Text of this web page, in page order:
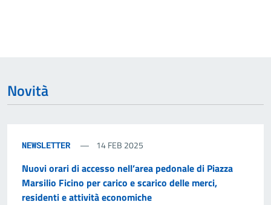
Novità
NEWSLETTER 14 FEB 2025
Nuovi orari di accesso nell’area pedonale di Piazza
Marsilio Ficino per carico e scarico delle merci,
residenti e attività economiche